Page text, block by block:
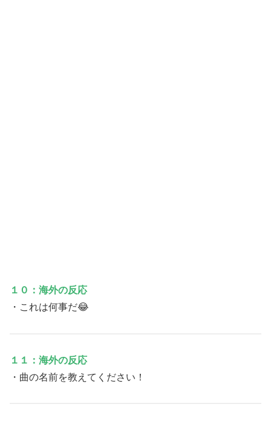
１０：海外の反応
・これは何事だ😂
１１：海外の反応
・曲の名前を教えてください！